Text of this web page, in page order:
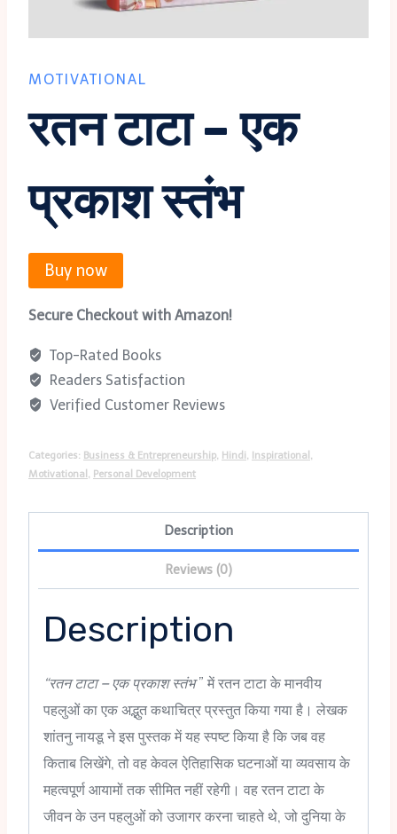
MOTIVATIONAL
रतन टाटा – एक
प्रकाश स्तंभ
Buy now
Secure Checkout with Amazon!
Top-Rated Books
Readers Satisfaction
Verified Customer Reviews
Categories: Business & Entrepreneurship Hindi Inspirational
Motivational Personal Development
Description
Reviews (0)
Description
“रतन टाटा – एक प्रकाश स्तंभ” में रतन टाटा के मानवीय
पहलुओं का एक अद्भुत कथाचित्र प्रस्तुत किया गया है। लेखक
शांतनु नायडू ने इस पुस्तक में यह स्पष्ट किया है कि जब वह
किताब लिखेंगे, तो वह केवल ऐतिहासिक घटनाओं या व्यवसाय के
महत्वपूर्ण आयामों तक सीमित नहीं रहेगी। वह रतन टाटा के
जीवन के उन पहलुओं को उजागर करना चाहते थे, जो दुनिया के